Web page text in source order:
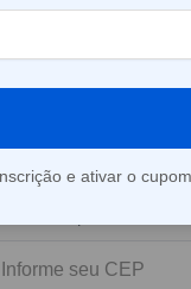
Migo
Este produto está fora
Consultar prazo e valor
e ativar o